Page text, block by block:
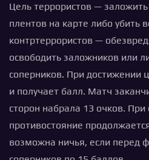
Цель террористов —
плентов на карте либо убить
контртеррористов —
освободить заложников или
соперников. При достижении
и получает балл. Матч
сторон набрала 13 очков. При
противостояние
возможна ничья, если перед